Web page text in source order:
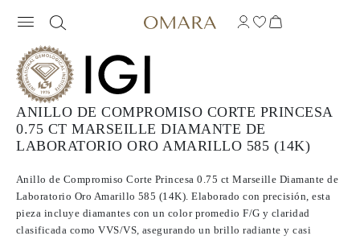
ANILLO DE COMPROMISO CORTE PRINCESA
0.75 CT MARSEILLE DIAMANTE DE
LABORATORIO ORO AMARILLO 585 (14K)
Anillo de Compromiso Corte Princesa 0.75 ct Marseille Diamante de
Laboratorio Oro Amarillo 585 (14K). Elaborado con precisión, esta
pieza incluye diamantes con un color promedio F/G y claridad
clasificada como VVS/VS, asegurando un brillo radiante y casi